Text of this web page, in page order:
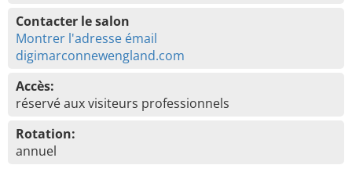
Contacter le salon
Montrer l'adresse émail
digimarconnewengland.com
Accès:
réservé aux visiteurs professionnels
Rotation:
annuel